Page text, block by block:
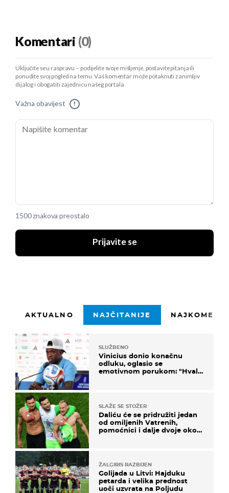
Komentari (0)
Uključite se u raspravu – podijelite svoje mišljenje, postavite pitanja ili
ponudite svoj pogled na temu. Vaš komentar može potaknuti zanimljiv
dijalog i obogatiti zajednicu našeg portala.
Važna obavijest !
1500 znakova preostalo
Prijavite se
AKTUALNO NAJČITANIJE
SLUŽBENO
Vinicius donio konačnu
odluku, oglasio se
emotivnom porukom: "Hvala
SLAŽE SE STOŽER
Daliću će se pridružiti jedan
od omiljenih Vatrenih,
pomoćnici i dalje dvoje oko
ŽALGIRIS RAZBIJEN
Golijada u Litvi: Hajduku
petarda i velika prednost
uoči uzvrata na Poljudu